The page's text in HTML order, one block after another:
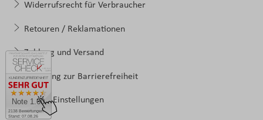
2138 Bewertungen
Stand: 07.08.26
Note 1.60
Widerrufsrecht für Verbraucher
Retouren / Reklamationen
Zahlung und Versand
Erklärung zur Barrierefreiheit
Cookie-Einstellungen